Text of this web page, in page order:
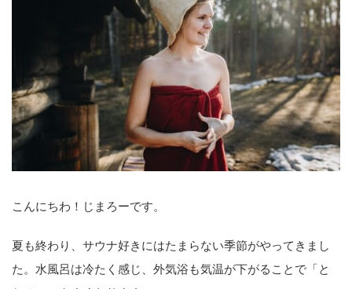
こんにちわ！じまろーです。
夏も終わり、サウナ好きにはたまらない季節がやってきまし
た。水風呂は冷たく感じ、外気浴も気温が下がることで「と